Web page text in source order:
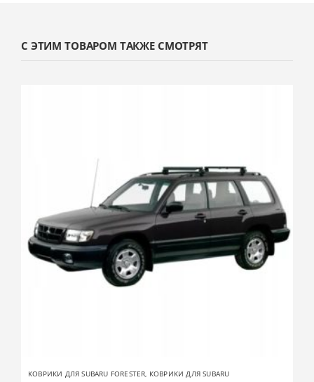
С ЭТИМ ТОВАРОМ ТАКЖЕ СМОТРЯТ
КОВРИКИ ДЛЯ SUBARU FORESTER, КОВРИКИ ДЛЯ SUBARU